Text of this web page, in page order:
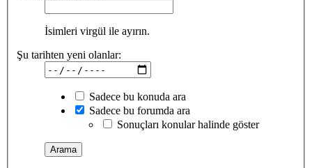
İsimleri virgül ile ayırın.
Şu tarihten yeni olanlar:
Sadece bu konuda ara
Sadece bu forumda ara
Sonuçları konular halinde göster